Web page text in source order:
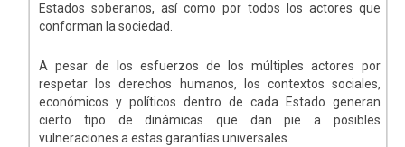
Estados soberanos, así como por todos los actores que
conforman la sociedad.
A pesar de los esfuerzos de los múltiples actores por
respetar los derechos humanos, los contextos sociales,
económicos y políticos dentro de cada Estado generan
cierto tipo de dinámicas que dan pie a posibles
vulneraciones a estas garantías universales.